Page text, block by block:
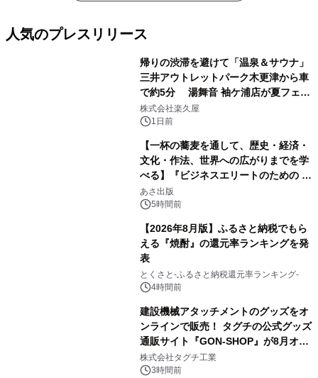
人気のプレスリリース
帰りの渋滞を避けて「温泉＆サウナ」
三井アウトレットパーク木更津から車
で約5分 湯舞音 袖ケ浦店が夏フェア
メニューを提供
株式会社楽久屋
1日前
【一杯の蕎麦を通して、歴史・経済・
文化・作法、世界への広がりまでを学
べる】『ビジネスエリートのための 教
養としての蕎麦』2026年8月25日
（火）発売
あさ出版
5時間前
【2026年8月版】ふるさと納税でもら
える『焼酎』の還元率ランキングを発
表
とくさと-ふるさと納税還元率ランキング-
4時間前
建設機械アタッチメントのグッズをオ
ンラインで販売！ タグチの公式グッズ
通販サイト『GON-SHOP』が8月オー
プン
株式会社タグチ工業
3時間前